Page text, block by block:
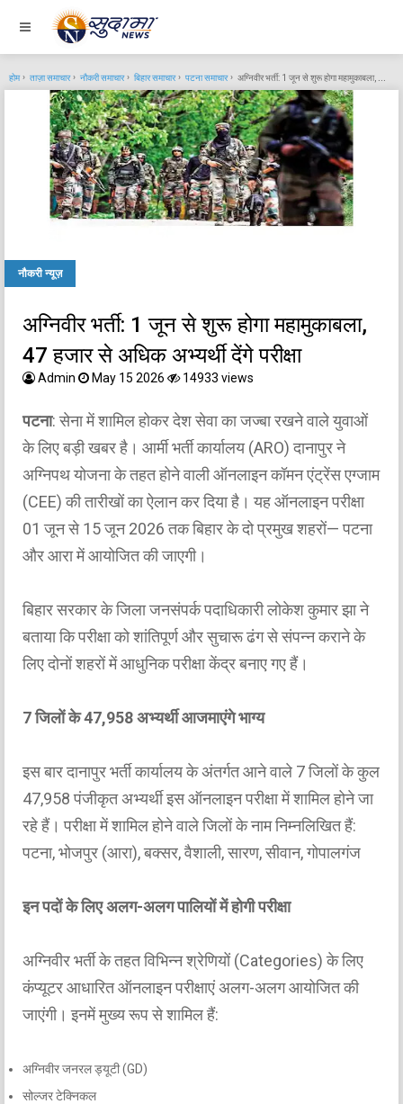
होम ताज़ा समाचार नौकरी समाचार बिहार समाचार पटना समाचार अग्निवीर भर्ती: 1 जून से शुरू होगा महामुकाबला, 47 हजार से अधिक अभ्यर्थी देंगे परीक्षा
नौकरी न्यूज़
अग्निवीर भर्ती: 1 जून से शुरू होगा महामुकाबला,
47 हजार से अधिक अभ्यर्थी देंगे परीक्षा
Admin May 15 2026 14933 views
पटना: सेना में शामिल होकर देश सेवा का जज्बा रखने वाले युवाओं
के लिए बड़ी खबर है। आर्मी भर्ती कार्यालय (ARO) दानापुर ने
अग्निपथ योजना के तहत होने वाली ऑनलाइन कॉमन एंट्रेंस एग्जाम
(CEE) की तारीखों का ऐलान कर दिया है। यह ऑनलाइन परीक्षा
01 जून से 15 जून 2026 तक बिहार के दो प्रमुख शहरों— पटना
और आरा में आयोजित की जाएगी।
बिहार सरकार के जिला जनसंपर्क पदाधिकारी लोकेश कुमार झा ने
बताया कि परीक्षा को शांतिपूर्ण और सुचारू ढंग से संपन्न कराने के
लिए दोनों शहरों में आधुनिक परीक्षा केंद्र बनाए गए हैं।
7 जिलों के 47,958 अभ्यर्थी आजमाएंगे भाग्य
इस बार दानापुर भर्ती कार्यालय के अंतर्गत आने वाले 7 जिलों के कुल
47,958 पंजीकृत अभ्यर्थी इस ऑनलाइन परीक्षा में शामिल होने जा
रहे हैं। परीक्षा में शामिल होने वाले जिलों के नाम निम्नलिखित हैं:
पटना, भोजपुर (आरा), बक्सर, वैशाली, सारण, सीवान, गोपालगंज
इन पदों के लिए अलग-अलग पालियों में होगी परीक्षा
अग्निवीर भर्ती के तहत विभिन्न श्रेणियों (Categories) के लिए
कंप्यूटर आधारित ऑनलाइन परीक्षाएं अलग-अलग आयोजित की
जाएंगी। इनमें मुख्य रूप से शामिल हैं:
अग्निवीर जनरल ड्यूटी (GD)
सोल्जर टेक्निकल